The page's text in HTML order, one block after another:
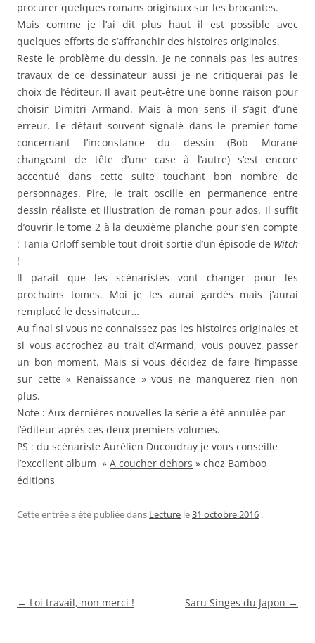
procurer quelques romans originaux sur les brocantes.
Mais comme je l’ai dit plus haut il est possible avec
quelques efforts de s’affranchir des histoires originales.
Reste le problème du dessin. Je ne connais pas les autres
travaux de ce dessinateur aussi je ne critiquerai pas le
choix de l’éditeur. Il avait peut-être une bonne raison pour
choisir Dimitri Armand. Mais à mon sens il s’agit d’une
erreur. Le défaut souvent signalé dans le premier tome
concernant l’inconstance du dessin (Bob Morane
changeant de tête d’une case à l’autre) s’est encore
accentué dans cette suite touchant bon nombre de
personnages. Pire, le trait oscille en permanence entre
dessin réaliste et illustration de roman pour ados. Il suffit
d’ouvrir le tome 2 à la deuxième planche pour s’en compte
: Tania Orloff semble tout droit sortie d’un épisode de Witch
!
Il parait que les scénaristes vont changer pour les
prochains tomes. Moi je les aurai gardés mais j’aurai
remplacé le dessinateur…
Au final si vous ne connaissez pas les histoires originales et
si vous accrochez au trait d’Armand, vous pouvez passer
un bon moment. Mais si vous décidez de faire l’impasse
sur cette « Renaissance » vous ne manquerez rien non
plus.
Note : Aux dernières nouvelles la série a été annulée par
l’éditeur après ces deux premiers volumes.
PS : du scénariste Aurélien Ducoudray je vous conseille
l’excellent album » A coucher dehors » chez Bamboo
éditions
Cette entrée a été publiée dans Lecture le31 octobre 2016 .
Navigation
← Loi travail, non merci ! Saru Singes du Japon →